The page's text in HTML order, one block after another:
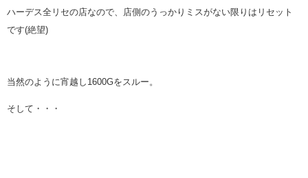
ハーデス全リセの店なので、店側のうっかりミスがない限りはリセット
です(絶望)
当然のように宵越し1600Gをスルー。
そして・・・